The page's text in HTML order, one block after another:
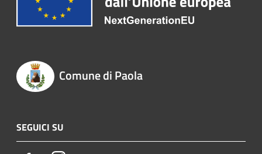
Comune di Paola
SEGUICI SU